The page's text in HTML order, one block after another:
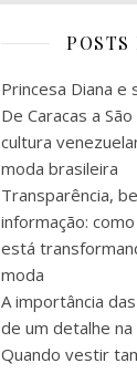
POSTS
Princesa Diana e
De Caracas a
cultura
moda brasileira
Transparência,
informação:
está
moda
A importância
de um detalhe na
Quando vestir